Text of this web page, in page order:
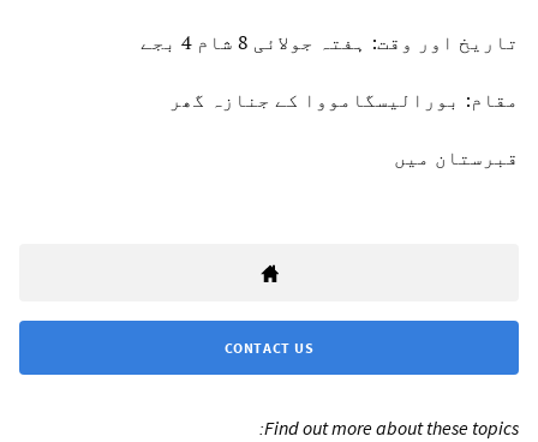
تاریخ اور وقت: ہفتہ جولائی 8 شام 4 بجے
مقام: بورالیسگامووا کے جنازہ گھر
قبرستان میں
CONTACT US
Find out more about these topics: